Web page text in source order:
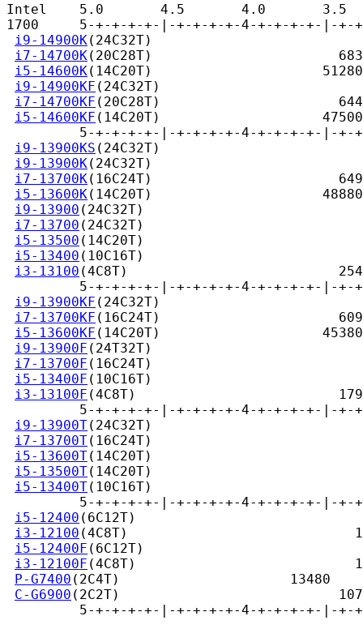
Intel    5.0       4.5       4.0       3.5
1700     5-+-+-+-+-|-+-+-+-+-4-+-+-+-+-|-+-+-
i9-14900K(24C32T)
i7-14700K(20C28T)
i5-14600K(14C20T)                     51280
i9-14900KF (24C32T)
i7-14700KF (20C28T)
i5-14600KF (14C20T)                    47500
5-+-+-+-+-|-+-+-+-+-4-+-+-+-+-|-
i9-13900KS (24C32T)
i9-13900K(24C32T)
i7-13700K(16C24T)
i5-13600K(14C20T)                     48880
i9-13900 (24C32T)
i7-13700 (24C32T)
i5-13500 (14C20T)
i5-13400 (10C16T)
i3-13100 (4C8T)
5-+-+-+-+-|-+-+-+-+-4-+-+-+-+-|-
i9-13900KF (24C32T)
i7-13700KF (16C24T)
i5-13600KF (14C20T)                    45380
i9-13900F (24T32T)
i7-13700F (16C24T)
i5-13400F (10C16T)
i3-13100F (4C8T)
5-+-+-+-+-|-+-+-+-+-4-+-+-+-+-|-
i9-13900T(24C32T)
i7-13700T(16C24T)
i5-13600T
i5-13500T(14C20T)
i5-13400T(10C16T)
5-+-+-+-+-|-+-+-+-+-4-+-+-+-+-|-
i5-12400 (6C12T)
i3-12100 (4C8T)
i5-12400F (6C12T)
i3-12100F (4C8T)
P-G7400 (2C4T)                     13480
C-G6900 (2C2T)
5-+-+-+-+-|-+-+-+-+-4-+-+-+-+-|-